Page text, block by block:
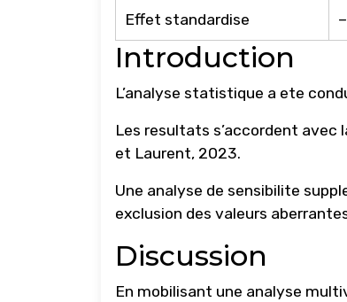
Effet standardise –
Introduction
L’analyse statistique a ete
Les resultats s’accordent
et Laurent, 2023.
Une analyse de sensibilite
exclusion des valeurs
Discussion
En mobilisant une analyse